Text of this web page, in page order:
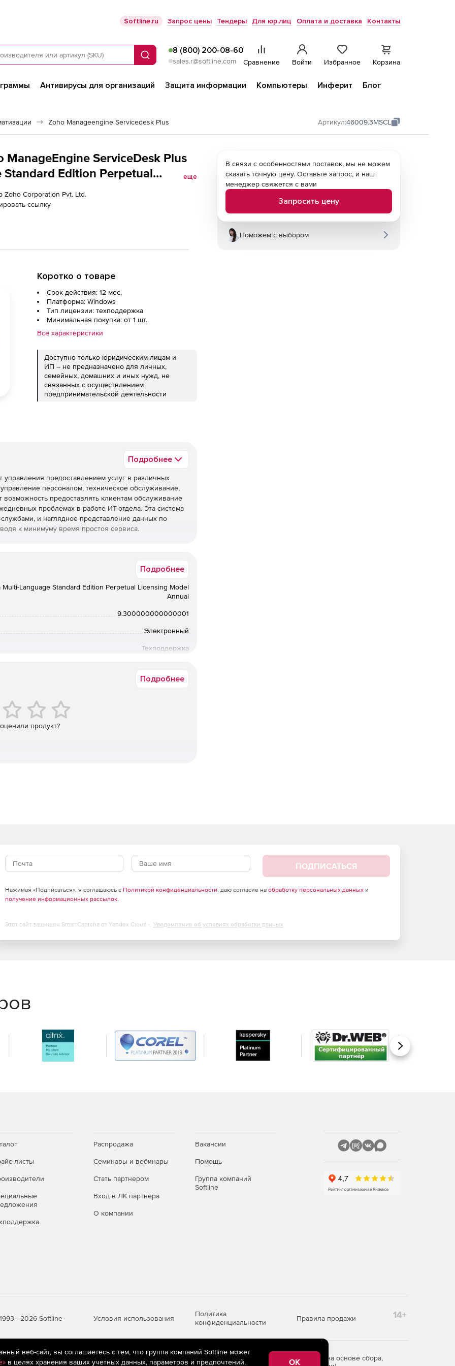
Softline.ru Запрос цены Тендеры Для юр.лиц Оплата и доставка Контакты
Поиск
8 (800) 200-08-60
sales.r@softline.com Сравнение Войти Избранное Корзина
Антивирусы для организаций Защита информации Компьютеры Инферит
Блог
Zoho Manageengine Servicedesk Plus Артикул:46009.3MSCL
ServiceDesk Plus
Edition Perpetual
catalog Add-on
еще
Zoho Corporation Pvt. Ltd.
ссылку
Коротко о товаре
Срок действия: 12 мес.
Платформа: Windows
Тип лицензии: техподдержка
Минимальная покупка: от 1 шт.
Все характеристики
Доступно только юридическим лицам и
ИП – не предназначено для личных,
семейных, домашних и иных нужд, не
связанных с осуществлением
предпринимательской деятельности
Подробнее
предоставлением услуг в различных
персоналом, техническое обслуживание,
предоставлять клиентам обслуживание
проблемах в работе ИТ-отдела. Эта система
и наглядное представление данных по
к минимуму время простоя сервиса.
ИТ-средой.
активами
Подробнее
Language Standard Edition Perpetual Licensing Model
Annual
9.300000000000001
Электронный
Техподдержка
Подробнее
продукт?
В связи с особенностями поставок, мы не можем
сказать точную цену. Оставьте запрос, и наш
менеджер свяжется с вами
Запросить цену
Поможем с выбором
ПОДПИСАТЬСЯ
Нажимая «Подписаться», я соглашаюсь с Политикой конфиденциальности, даю согласие на обработку персональных данныхи
получение информационных рассылок.
Этот сайт защищен SmartCaptcha от Yandex Cloud - Уведомление об условиях обработки данных
Вперед
листы
Распродажа
Семинары и вебинары
Стать партнером
Вход в ЛК партнера
О компании
Вакансии
Помощь
Группа компаний
Softline
Softline Условия использования
Политика
конфиденциальности
Правила продажи 14+
рекомендательные технологии
(информационные технологии предоставления информации на основе сбора,
веб-сайт, вы соглашаетесь с тем, что группа компаний Softline может
в целях хранения ваших учетных данных, параметров и предпочтений, OK